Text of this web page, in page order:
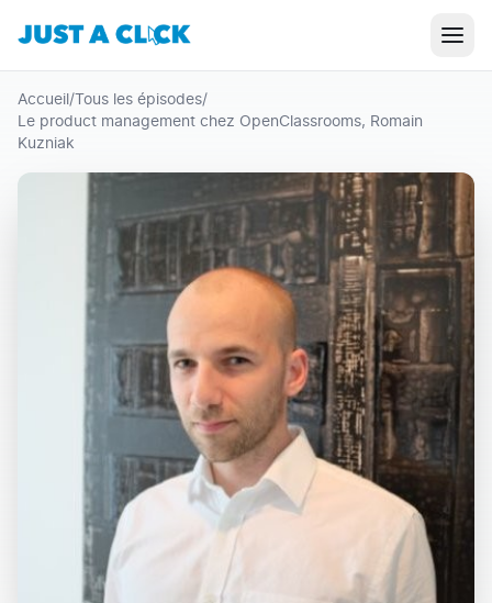
Accueil / Tous les épisodes/
Le product management chez OpenClassrooms, Romain
Kuzniak